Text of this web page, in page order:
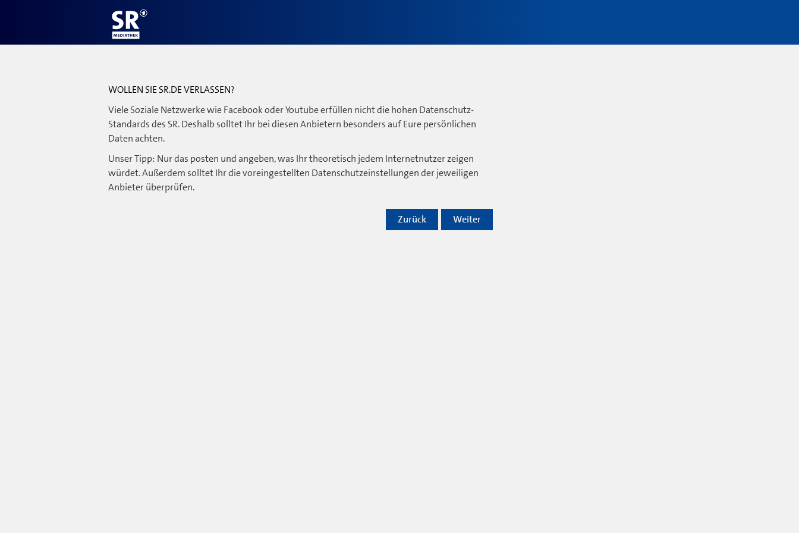
WOLLEN SIE SR.DE VERLASSEN?
Viele Soziale Netzwerke wie Facebook oder Youtube erfüllen nicht die hohen Datenschutz-
Standards des SR. Deshalb solltet Ihr bei diesen Anbietern besonders auf Eure persönlichen
Daten achten.
Unser Tipp: Nur das posten und angeben, was Ihr theoretisch jedem Internetnutzer zeigen
würdet. Außerdem solltet Ihr die voreingestellten Datenschutzeinstellungen der jeweiligen
Anbieter überprüfen.
Weiter
Zurück